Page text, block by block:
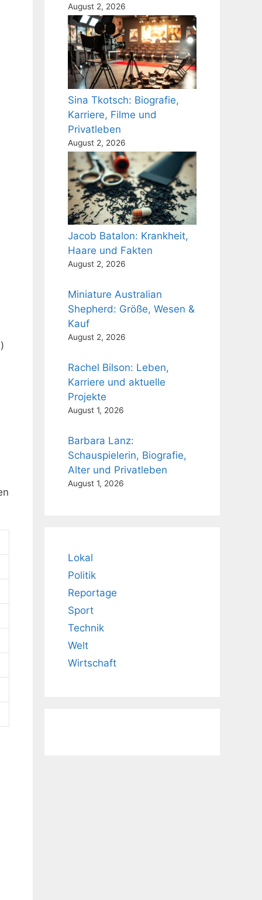
)
August 2, 2026
Sina Tkotsch: Biografie,
Karriere, Filme und
Privatleben
August 2, 2026
Jacob Batalon: Krankheit,
Haare und Fakten
August 2, 2026
Miniature Australian
Shepherd: Größe, Wesen &
Kauf
August 2, 2026
Rachel Bilson: Leben,
Karriere und aktuelle
Projekte
August 1, 2026
Barbara Lanz:
Schauspielerin, Biografie,
Alter und Privatleben
August 1, 2026
Lokal
Politik
Reportage
Sport
Technik
Welt
Wirtschaft